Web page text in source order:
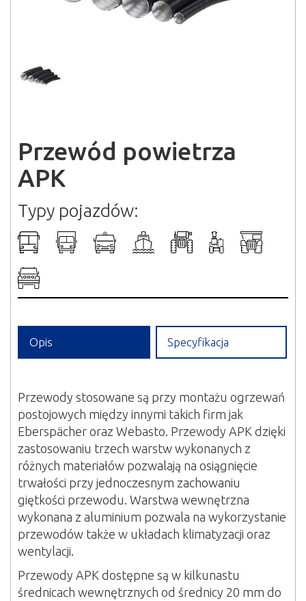
Przewód powietrza
APK
Typy pojazdów:
Opis Specyfikacja
Przewody stosowane są przy montażu ogrzewań
postojowych między innymi takich firm jak
Eberspächer oraz Webasto. Przewody APK dzięki
zastosowaniu trzech warstw wykonanych z
różnych materiałów pozwalają na osiągnięcie
trwałości przy jednoczesnym zachowaniu
giętkości przewodu. Warstwa wewnętrzna
wykonana z aluminium pozwala na wykorzystanie
przewodów także w układach klimatyzacji oraz
wentylacji.
Przewody APK dostępne są w kilkunastu
średnicach wewnętrznych od średnicy 20 mm do